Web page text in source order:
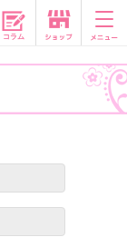
コラム